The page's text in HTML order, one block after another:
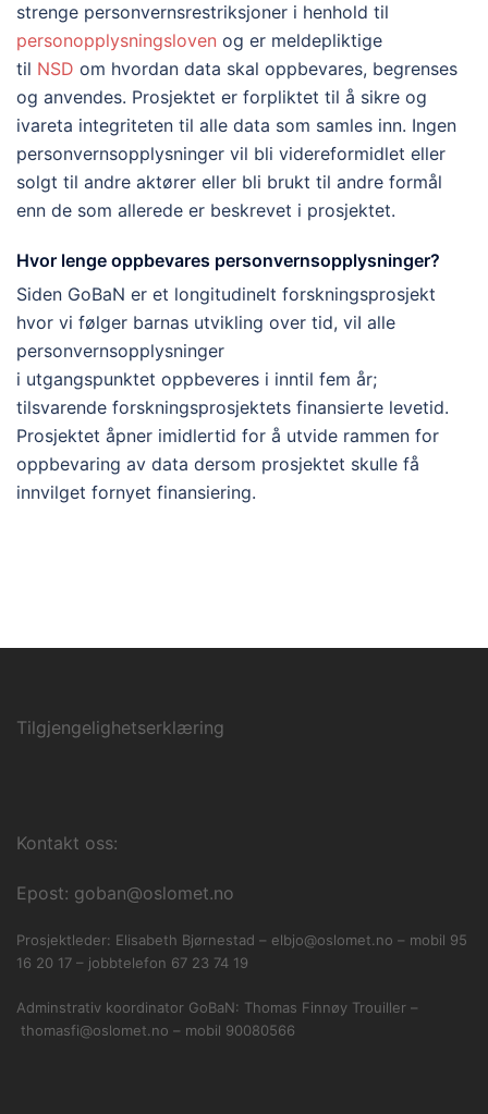
strenge personvernsrestriksjoner i henhold til
personopplysningsloven og er meldepliktige
til NSD om hvordan data skal oppbevares, begrenses
og anvendes. Prosjektet er forpliktet til å sikre og
ivareta integriteten til alle data som samles inn. Ingen
personvernsopplysninger vil bli videreformidlet eller
solgt til andre aktører eller bli brukt til andre formål
enn de som allerede er beskrevet i prosjektet.
Hvor lenge oppbevares personvernsopplysninger?
Siden GoBaN er et longitudinelt forskningsprosjekt
hvor vi følger barnas utvikling over tid, viI alle
personvernsopplysninger
i utgangspunktet oppbeveres i inntil fem år;
tilsvarende forskningsprosjektets finansierte levetid.
Prosjektet åpner imidlertid for å utvide rammen for
oppbevaring av data dersom prosjektet skulle få
innvilget fornyet finansiering.
Tilgjengelighetserklæring
Kontakt oss:
Epost: goban@oslomet.no
Prosjektleder: Elisabeth Bjørnestad – elbjo@oslomet.no – mobil 95
16 20 17 – jobbtelefon 67 23 74 19
Adminstrativ koordinator GoBaN: Thomas Finnøy Trouiller –
thomasfi@oslomet.no – mobil 90080566